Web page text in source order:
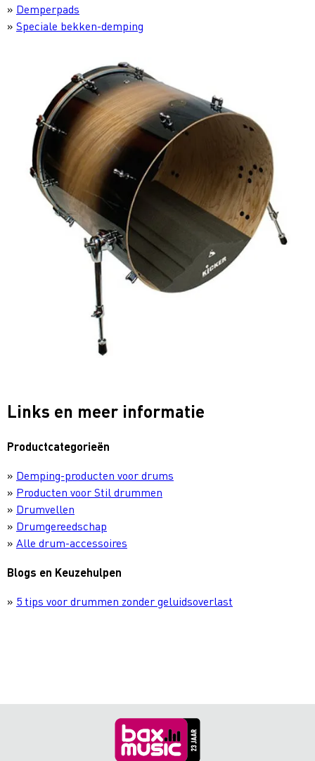
» Demperpads
» Speciale bekken-demping
Links en meer informatie
Productcategorieën
» Demping-producten voor drums
» Producten voor Stil drummen
» Drumvellen
» Drumgereedschap
» Alle drum-accessoires
Blogs en Keuzehulpen
» 5 tips voor drummen zonder geluidsoverlast